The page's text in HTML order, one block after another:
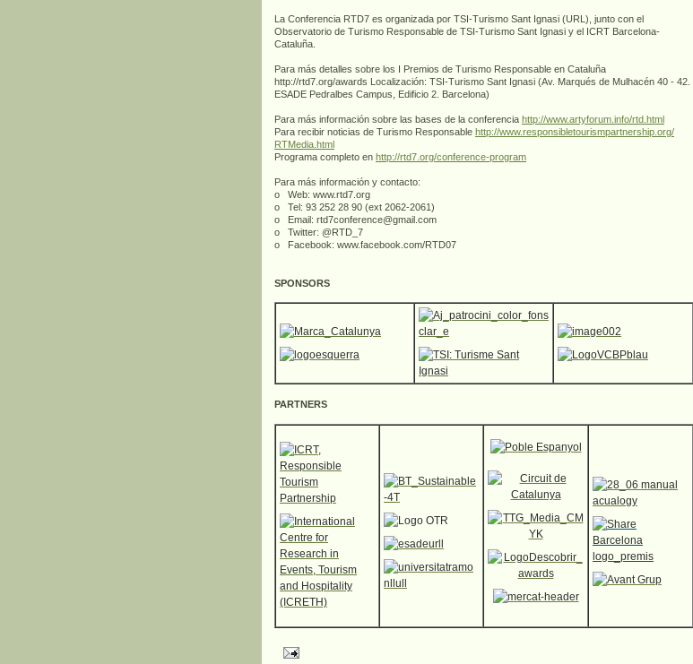
La Conferencia RTD7 es organizada por TSI-Turismo Sant Ignasi (URL), junto con el
Observatorio de Turismo Responsable de TSI-Turismo Sant Ignasi y el ICRT Barcelona-
Cataluña.
Para más detalles sobre los I Premios de Turismo Responsable en Cataluña
http://rtd7.org/awards Localización: TSI-Turismo Sant Ignasi (Av. Marqués de Mulhacén 40 - 42.
ESADE Pedralbes Campus, Edificio 2. Barcelona)
Para más información sobre las bases de la conferencia http://www.artyforum.info/rtd.html
Para recibir noticias de Turismo Responsable http://www.responsibletourismpartnership.org/
RTMedia.html
Programa completo en http://rtd7.org/conference-program
Para más información y contacto:
o Web: www.rtd7.org
o Tel: 93 252 28 90 (ext 2062-2061)
o Email: rtd7conference@gmail.com
o Twitter: @RTD_7
o Facebook: www.facebook.com/RTD07
SPONSORS
PARTNERS